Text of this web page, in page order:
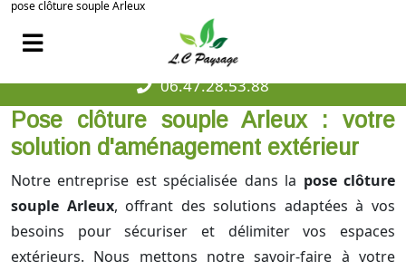
pose clôture souple Arleux
06.47.28.53.88
Pose clôture souple Arleux : votre
solution d'aménagement extérieur
Notre entreprise est spécialisée dans la pose clôture
souple Arleux, offrant des solutions adaptées à vos
besoins pour sécuriser et délimiter vos espaces
extérieurs. Nous mettons notre savoir-faire à votre